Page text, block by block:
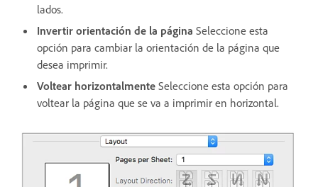
lados.
Invertir orientación de la página Seleccione esta
opción para cambiar la orientación de la página que
desea imprimir.
Voltear horizontalmente Seleccione esta opción para
voltear la página que se va a imprimir en horizontal.